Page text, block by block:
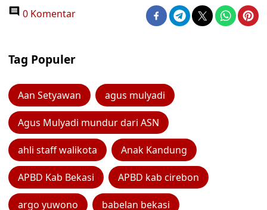
0 Komentar
Tag Populer
Aan Setyawan agus mulyadi
Agus Mulyadi mundur dari ASN
ahli staff walikota Anak Kandung
APBD Kab Bekasi APBD kab cirebon
argo yuwono babelan bekasi